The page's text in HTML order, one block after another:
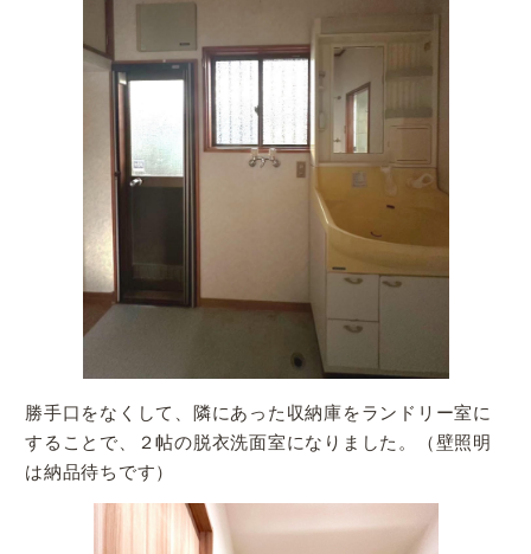
勝手口をなくして、隣にあった収納庫をランドリー室に
することで、２帖の脱衣洗面室になりました。（壁照明
は納品待ちです）